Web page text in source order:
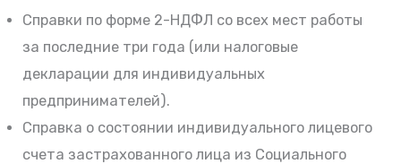
Справки по форме 2-НДФЛ со всех мест работы
за последние три года (или налоговые
декларации для индивидуальных
предпринимателей).
Справка о состоянии индивидуального лицевого
счета застрахованного лица из Социального